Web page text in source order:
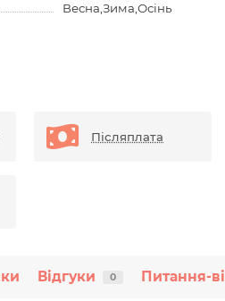
Весна,Зима,Осінь
Післяплата
Відгуки 0 Питання-